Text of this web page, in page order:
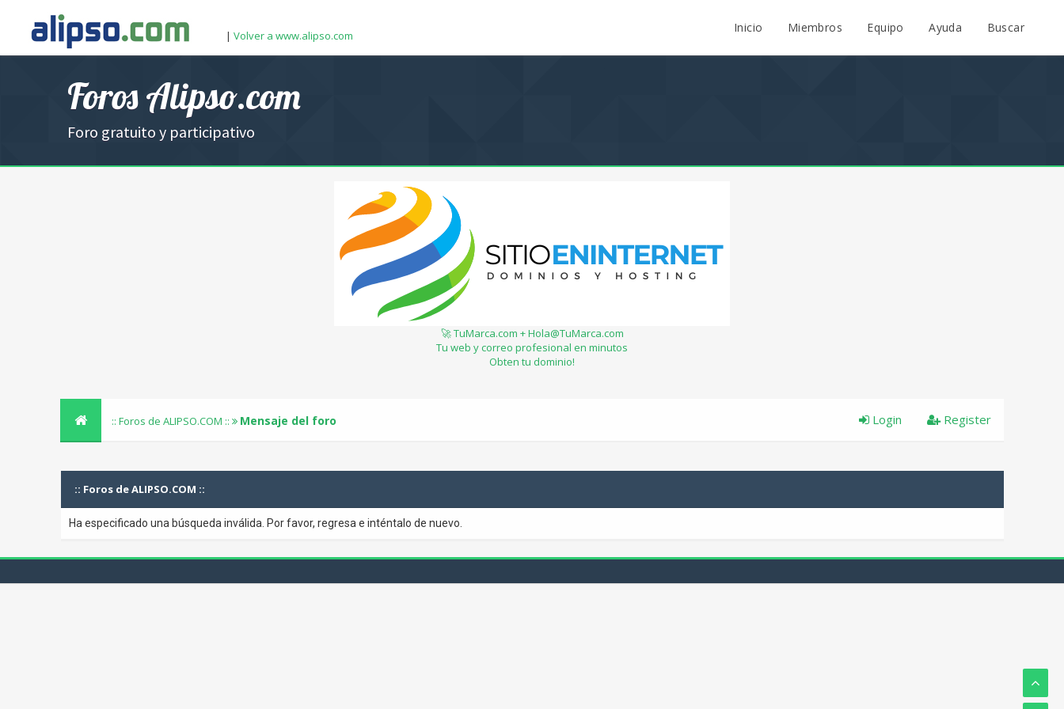
| Volver a www.alipso.com
Inicio Miembros Equipo Ayuda Buscar
Foros Alipso.com
Foro gratuito y participativo
🚀 TuMarca.com + Hola@TuMarca.com
Tu web y correo profesional en minutos
Obten tu dominio!
:: Foros de ALIPSO.COM :: Mensaje del foro Register
Login
:: Foros de ALIPSO.COM ::
Ha especificado una búsqueda inválida. Por favor, regresa e inténtalo de nuevo.